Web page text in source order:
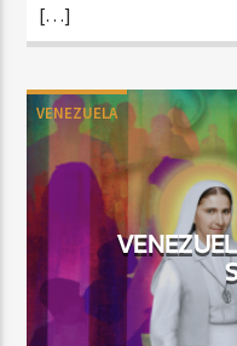
[…]
VENEZUELA